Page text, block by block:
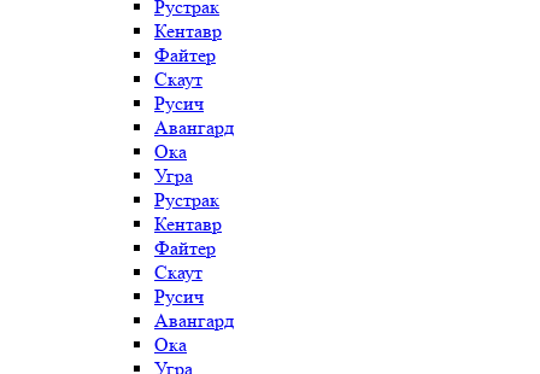
Рустрак
Кентавр
Файтер
Скаут
Русич
Авангард
Ока
Угра
Рустрак
Кентавр
Файтер
Скаут
Русич
Авангард
Ока
Угра